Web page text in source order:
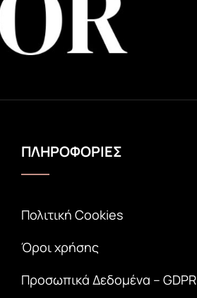
ΠΛΗΡΟΦΟΡΙΕΣ
Πολιτική Cookies
Όροι χρήσης
Προσωπικά Δεδομένα – GDPR